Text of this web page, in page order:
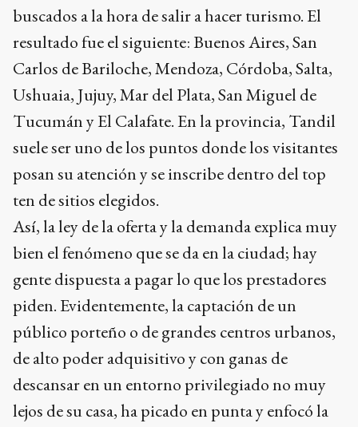
buscados a la hora de salir a hacer turismo. El
resultado fue el siguiente: Buenos Aires, San
Carlos de Bariloche, Mendoza, Córdoba, Salta,
Ushuaia, Jujuy, Mar del Plata, San Miguel de
Tucumán y El Calafate. En la provincia, Tandil
suele ser uno de los puntos donde los visitantes
posan su atención y se inscribe dentro del top
ten de sitios elegidos.
Así, la ley de la oferta y la demanda explica muy
bien el fenómeno que se da en la ciudad; hay
gente dispuesta a pagar lo que los prestadores
piden. Evidentemente, la captación de un
público porteño o de grandes centros urbanos,
de alto poder adquisitivo y con ganas de
descansar en un entorno privilegiado no muy
lejos de su casa, ha picado en punta y enfocó la